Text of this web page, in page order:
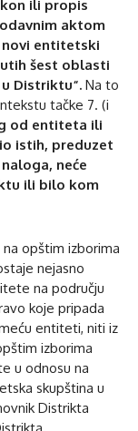
ili propis
aktom
novi entitetski
šest oblasti
Distriktu“. Na to
tačke 7. (i
od entiteta ili
istih, preduzet
neće
ili bilo kom
opštim izborima
nejasno
na području
koje pripada
entiteti, niti iz
izborima
u odnosu na
skupština u
Distrikta